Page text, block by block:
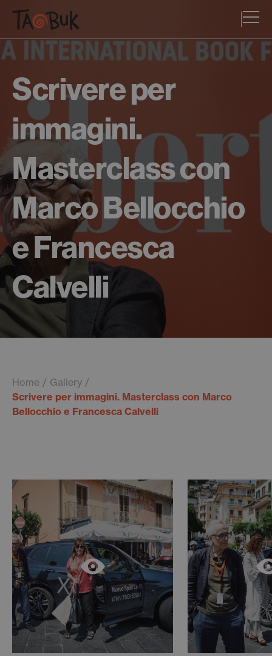
Scrivere per
immagini.
Masterclass con
Marco Bellocchio
e Francesca
Calvelli
Home
Gallery
Scrivere per immagini. Masterclass con Marco
Bellocchio e Francesca Calvelli